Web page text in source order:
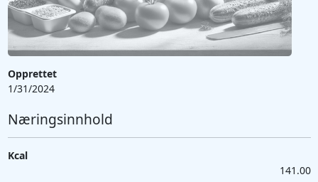
Opprettet
1/31/2024
Næringsinnhold
Kcal
141.00